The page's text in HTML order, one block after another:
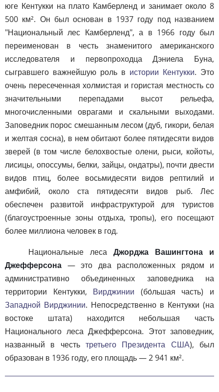
юге Кентукки на плато Камберленд и занимает около 8
500 км². Он был основан в 1937 году под названием
"Национальный лес Камберленд", а в 1966 году был
переименован в честь знаменитого американского
исследователя и первопроходца Дэниела Буна,
сыгравшего важнейшую роль в истории Кентукки. Это
очень пересеченная холмистая и гористая местность со
значительными перепадами высот рельефа,
многочисленными оврагами и скальными выходами.
Заповедник порос смешанным лесом (дуб, гикори, белая
и желтая сосна), в нем обитают более пятидесяти видов
зверей (в том числе белохвостые олени, рыси, койоты,
лисицы, опоссумы, белки, зайцы, ондатры), почти двести
видов птиц, более восьмидесяти видов рептилий и
амфибий, около ста пятидесяти видов рыб. Лес
обеспечен развитой инфраструктурой для туристов
(благоустроенные зоны отдыха, тропы), его посещают
более миллиона человек в год.
Национальные леса Джорджа Вашингтона и
Джефферсона — это два расположенных рядом и
административно объединенных заповедника на
территории Кентукки, Вирджинии (бо́льшая часть) и
Западной Вирджинии. Непосредственно в Кентукки (на
востоке штата) находится небольшая часть
Национального леса Джефферсона. Этот заповедник,
названный в честь третьего Президента США), был
образован в 1936 году, его площадь — 2 941 км².